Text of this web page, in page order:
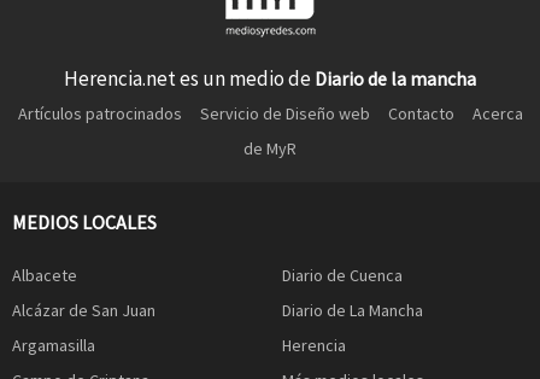
Herencia.net es un medio de Diario de la mancha
Artículos patrocinados Servicio de Diseño web Contacto
Acerca
de MyR
MEDIOS LOCALES
Albacete
Alcázar de San Juan
Argamasilla
Diario de Cuenca
Diario de La Mancha
Herencia